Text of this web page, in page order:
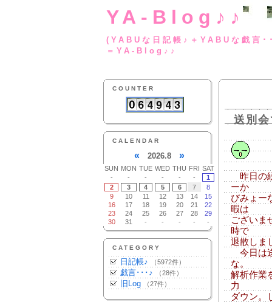
YA-Blog♪♪
(YABUな日記帳♪
＝YA-Blog♪♪
COUNTER
CALENDAR
« 2026.8 »
SUN MON TUE WED THU FRI SAT
-
- - - - -
1
2
3 4 5 6 7
8
9
10 11 12 13 14
15
16
17 18 19 20 21
22
23
24 25 26 27 28
29
30
31 - - - - -
CATEGORY
日記帳♪ （5972件）
戯言･･･♪ （28件）
旧Log （27件）
送別
昨日の
ーか
びみょー
暇は
ございま
時で
退散しま
今日は
な。
解析作業
力
ダウン。